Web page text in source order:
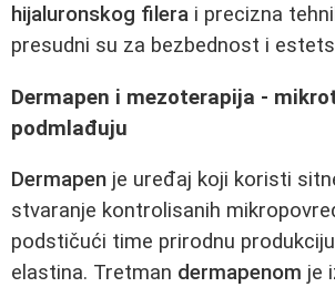
hijaluronskog filera i precizna
presudni su za bezbednost i
Dermapen i mezoterapija -
podmlađuju
Dermapen je uređaj koji koristi
stvaranje kontrolisanih
podstičući time prirodnu
elastina. Tretman dermapenom je